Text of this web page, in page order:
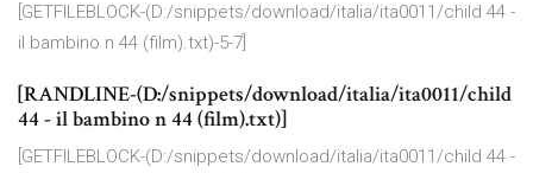
[GETFILEBLOCK-(D:/snippets/download/italia/ita0011/child 44 -
il bambino n 44 (film).txt)-5-7]
[RANDLINE-(D:/snippets/download/italia/ita0011/child
44 - il bambino n 44 (film).txt)]
[GETFILEBLOCK-(D:/snippets/download/italia/ita0011/child 44 -